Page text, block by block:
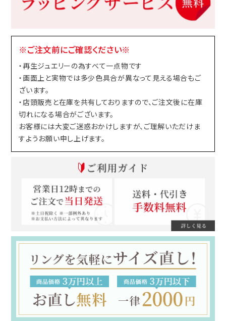
※ご注文前にご確認ください※
・再生ジュエリーの為すべて一点物です
・画面上と実物では多少色具合が異なって見える場合もご
ざいます。
・店頭販売と在庫を共有しておりますので、ご注文後に在庫
切れになる場合がございます。
お客様には大変ご迷惑おかけしますが、ご理解いただけま
すようお願い申し上げます。